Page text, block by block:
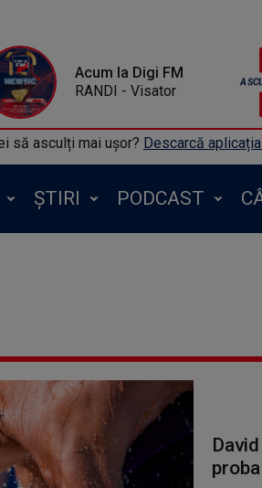
Acum la Digi FM
RANDI - Visator
să asculți mai ușor? Descarcă
ȘTIRI PODCAST